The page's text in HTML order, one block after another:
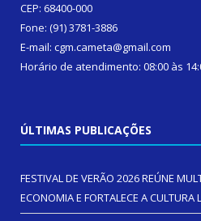
CEP: 68400-000
Fone: (91) 3781-3886
E-mail: cgm.cameta@gmail.com
Horário de atendimento: 08:00 às
ÚLTIMAS PUBLICAÇÕES
FESTIVAL DE VERÃO 2026 REÚNE
ECONOMIA E FORTALECE A CULTURA